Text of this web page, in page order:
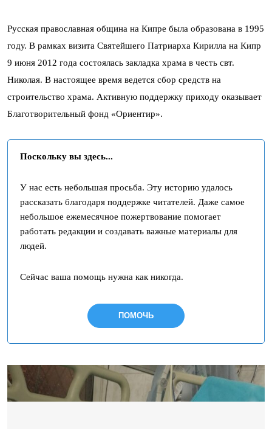
Русская православная община на Кипре была образована в 1995
году. В рамках визита Святейшего Патриарха Кирилла на Кипр
9 июня 2012 года состоялась закладка храма в честь свт.
Николая. В настоящее время ведется сбор средств на
строительство храма. Активную поддержку приходу оказывает
Благотворительный фонд «Ориентир».
Поскольку вы здесь...
У нас есть небольшая просьба. Эту историю удалось
рассказать благодаря поддержке читателей. Даже самое
небольшое ежемесячное пожертвование помогает
работать редакции и создавать важные материалы для
людей.
Сейчас ваша помощь нужна как никогда.
ПОМОЧЬ